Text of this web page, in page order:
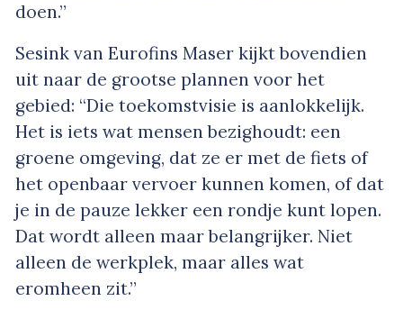
doen.”
Sesink van Eurofins Maser kijkt bovendien
uit naar de grootse plannen voor het
gebied: “Die toekomstvisie is aanlokkelijk.
Het is iets wat mensen bezighoudt: een
groene omgeving, dat ze er met de fiets of
het openbaar vervoer kunnen komen, of dat
je in de pauze lekker een rondje kunt lopen.
Dat wordt alleen maar belangrijker. Niet
alleen de werkplek, maar alles wat
eromheen zit.”